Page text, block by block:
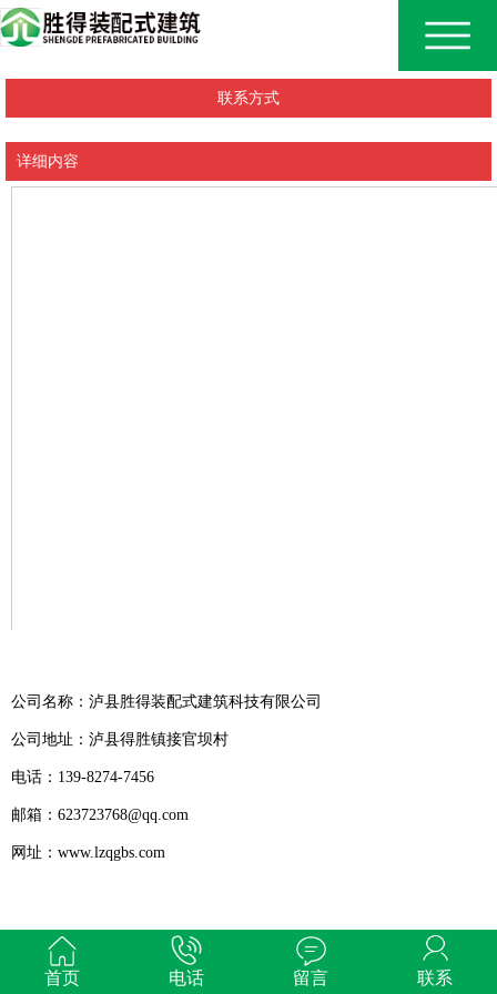
联系方式
详细内容
公司名称：泸县胜得装配式建筑科技有限公司
公司地址：泸县得胜镇接官坝村
电话：139-8274-7456
邮箱：623723768@qq.com
网址：www.lzqgbs.com
首页 电话 留言 联系